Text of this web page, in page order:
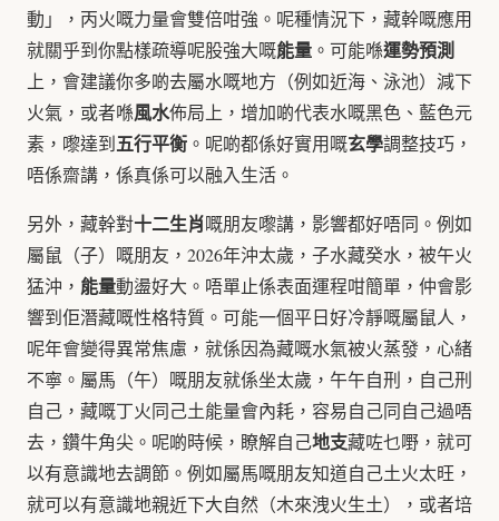
動」，丙火嘅力量會雙倍咁強。呢種情況下，藏幹嘅應用
就關乎到你點樣疏導呢股強大嘅能量 。可能喺運勢預測
上，會建議你多啲去屬水嘅地方（例如近海、泳池）減下
火氣，或者喺風水佈局上，增加啲代表水嘅黑色、藍色元
素，嚟達到五行平衡 。呢啲都係好實用嘅玄學調整技巧，
唔係齋講，係真係可以融入生活。
另外，藏幹對十二生肖嘅朋友嚟講，影響都好唔同。例如
屬鼠（子）嘅朋友，2026年沖太歲，子水藏癸水，被午火
猛沖， 能量動盪好大。唔單止係表面運程咁簡單，仲會影
響到佢潛藏嘅性格特質。可能一個平日好冷靜嘅屬鼠人，
呢年會變得異常焦慮，就係因為藏嘅水氣被火蒸發，心緒
不寧。屬馬（午）嘅朋友就係坐太歲，午午自刑，自己刑
自己，藏嘅丁火同己土能量會內耗，容易自己同自己過唔
去，鑽牛角尖。呢啲時候，瞭解自己地支藏咗乜嘢，就可
以有意識地去調節。例如屬馬嘅朋友知道自己土火太旺，
就可以有意識地親近下大自然（木來洩火生土），或者培